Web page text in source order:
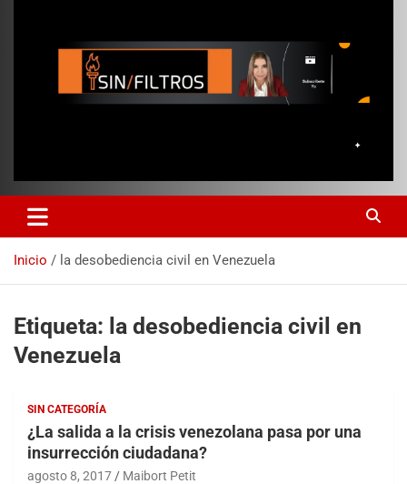
Inicio la desobediencia civil en Venezuela
Etiqueta: la desobediencia civil en
Venezuela
SIN CATEGORÍA
¿La salida a la crisis venezolana pasa por una
insurrección ciudadana?
agosto 8, 2017 Maibort Petit